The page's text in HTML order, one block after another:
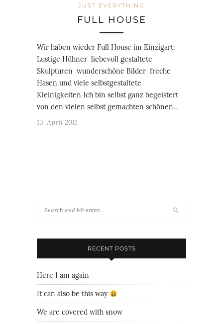
JUST EVERYTHING
FULL HOUSE
Wir haben wieder Full House im Einzigart:
Lustige Hühner liebevoll gestaltete
Skulpturen wunderschöne Bilder freche
Hasen und viele selbstgestaltete
Kleinigkeiten Ich bin selbst ganz begeistert
von den vielen selbst gemachten schönen…
13. April 2011
RECENT POSTS
Here I am again
It can also be this way
We are covered with snow